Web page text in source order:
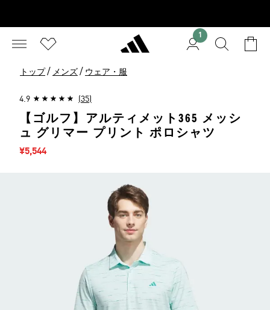
1
トップ / メンズ / ウェア・服
4.9 (35)
【ゴルフ】アルティメット365 メッシ
ュ グリマー プリント ポロシャツ
セール価格
¥5,544